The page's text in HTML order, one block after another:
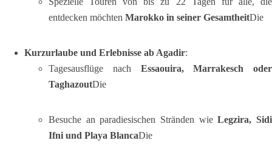
entdecken möchten Marokko in seiner GesamtheitDie
Kurzurlaube und Erlebnisse ab Agadir:
Tagesausflüge nach Essaouira, Marrakesch oder
TaghazoutDie
Besuche an paradiesischen Stränden wieLegzira, Sidi
Ifni und Playa BlancaDie